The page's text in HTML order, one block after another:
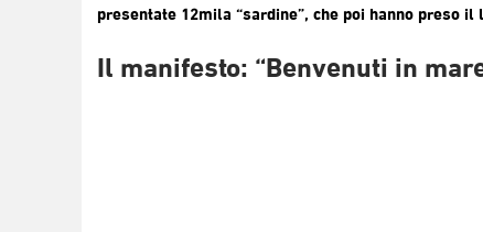
presentate 12mila “sardine”, che poi hanno preso il
Il manifesto: “Benvenuti in